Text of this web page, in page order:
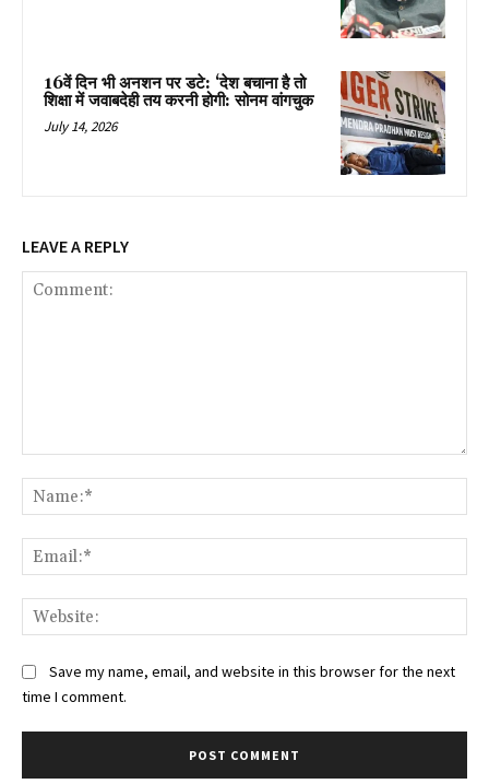
16वें दिन भी अनशन पर डटे: ‘देश बचाना है तो
शिक्षा में जवाबदेही तय करनी होगी: सोनम वांगचुक
July 14, 2026
LEAVE A REPLY
Save my name, email, and website in this browser for the next
time I comment.